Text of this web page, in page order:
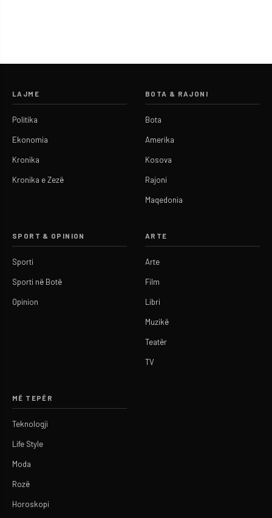
LAJME
Politika
Ekonomia
Kronika
Kronika e Zezë
BOTA & RAJONI
Bota
Amerika
Kosova
Rajoni
Maqedonia
SPORT & OPINION
Sporti
Sporti në Botë
Opinion
ARTE
Arte
Film
Libri
Muzikë
Teatër
TV
MË TEPËR
Teknologji
Life Style
Moda
Rozë
Horoskopi